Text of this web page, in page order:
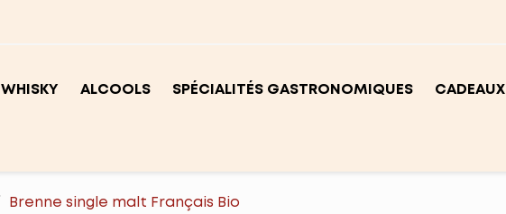
WHISKY ALCOOLS SPÉCIALITÉS GASTRONOMIQUES CADEAUX
Brenne single malt Français Bio